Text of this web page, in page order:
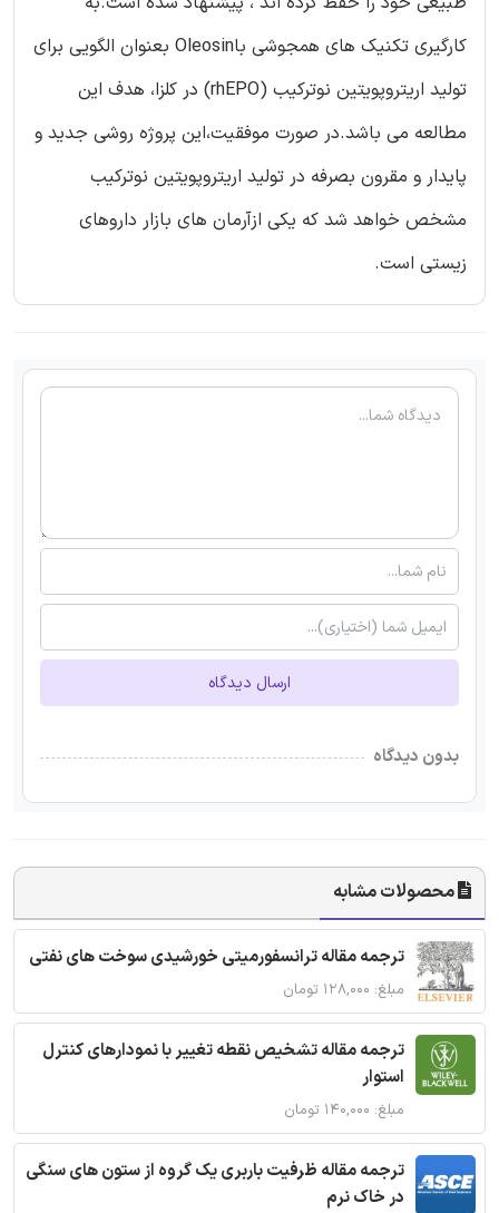
کارگیری تکنیک های همجوشی باOleosin بعنوان الگویی برای
تولید اریتروپویتین نوترکیب (rhEPO) در کلزا، هدف این
مطالعه می باشد.در صورت موفقیت،این پروژه روشی جدید و
پایدار و مقرون بصرفه در تولید اریتروپویتین نوترکیب
مشخص خواهد شد که یکی ازآرمان های بازار داروهای
زیستی است.
ارسال دیدگاه
بدون دیدگاه
محصولات مشابه
ترجمه مقاله ترانسفورمیتی خورشیدی سوخت های نفتی
مبلغ: ۱۲۸,۰۰۰ تومان
ترجمه مقاله تشخیص نقطه تغییر با نمودارهای کنترل
استوار
مبلغ: ۱۴۰,۰۰۰ تومان
ترجمه مقاله ظرفیت باربری یک گروه از ستون های سنگی
در خاک نرم